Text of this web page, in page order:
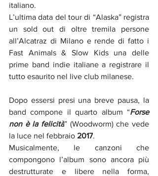
italiano.
L’ultima data del tour di “Alaska” registra
un sold out di oltre tremila persone
all’Alcatraz di Milano e rende di fatto i
Fast Animals & Slow Kids una delle
prime band indie italiane a registrare il
tutto esaurito nel live club milanese.
Dopo essersi presi una breve pausa, la
band compone il quarto album “Forse
non è la felicità” (Woodworm) che vede
la luce nel febbraio 2017.
Musicalmente, le canzoni che
compongono l’album sono ancora più
destrutturate e libere nella forma,